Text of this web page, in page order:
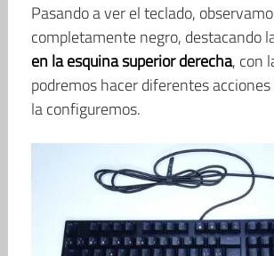
Pasando a ver el teclado,
completamente negro, destacando
en la esquina superior derecha, con
podremos hacer diferentes
la configuremos.